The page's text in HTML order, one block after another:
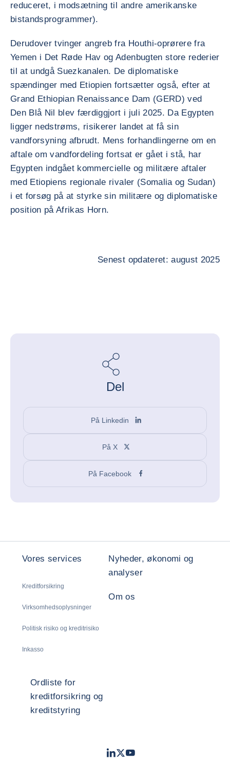
reduceret, i modsætning til andre amerikanske
bistandsprogrammer).
Derudover tvinger angreb fra Houthi-oprørere fra
Yemen i Det Røde Hav og Adenbugten store rederier
til at undgå Suezkanalen. De diplomatiske
spændinger med Etiopien fortsætter også, efter at
Grand Ethiopian Renaissance Dam (GERD) ved
Den Blå Nil blev færdiggjort i juli 2025. Da Egypten
ligger nedstrøms, risikerer landet at få sin
vandforsyning afbrudt. Mens forhandlingerne om en
aftale om vandfordeling fortsat er gået i stå, har
Egypten indgået kommercielle og militære aftaler
med Etiopiens regionale rivaler (Somalia og Sudan)
i et forsøg på at styrke sin militære og diplomatiske
position på Afrikas Horn.
Senest opdateret: august 2025
Del
På Linkedin
På X
På Facebook
Vores services
Kreditforsikring
Virksomhedsoplysninger
Politisk risiko og kreditrisiko
Inkasso
Nyheder, økonomi og
analyser
Om os
Ordliste for
kreditforsikring og
kreditstyring
LinkedIn
TwitterYoutube